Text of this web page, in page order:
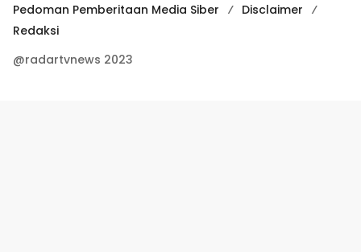
Pedoman Pemberitaan Media Siber
Disclaimer
Redaksi
@radartvnews 2023